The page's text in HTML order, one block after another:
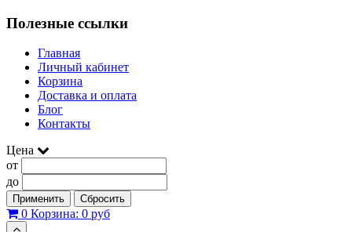
Полезные ссылки
Главная
Личный кабинет
Корзина
Доставка и оплата
Блог
Контакты
Цена
от
до
Применить Сбросить
0 Корзина: 0 руб